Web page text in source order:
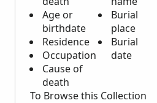
Age or
birthdate
Residence
Occupation
Cause of
death
Burial
place
Burial
date
To Browse this Collection